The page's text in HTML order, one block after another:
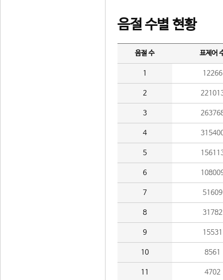
음절 수별 현황
음절 수 표제어
1 12266
2
3
4
5
6
7 51609
8 31782
9 15531
10 8561
11 4702